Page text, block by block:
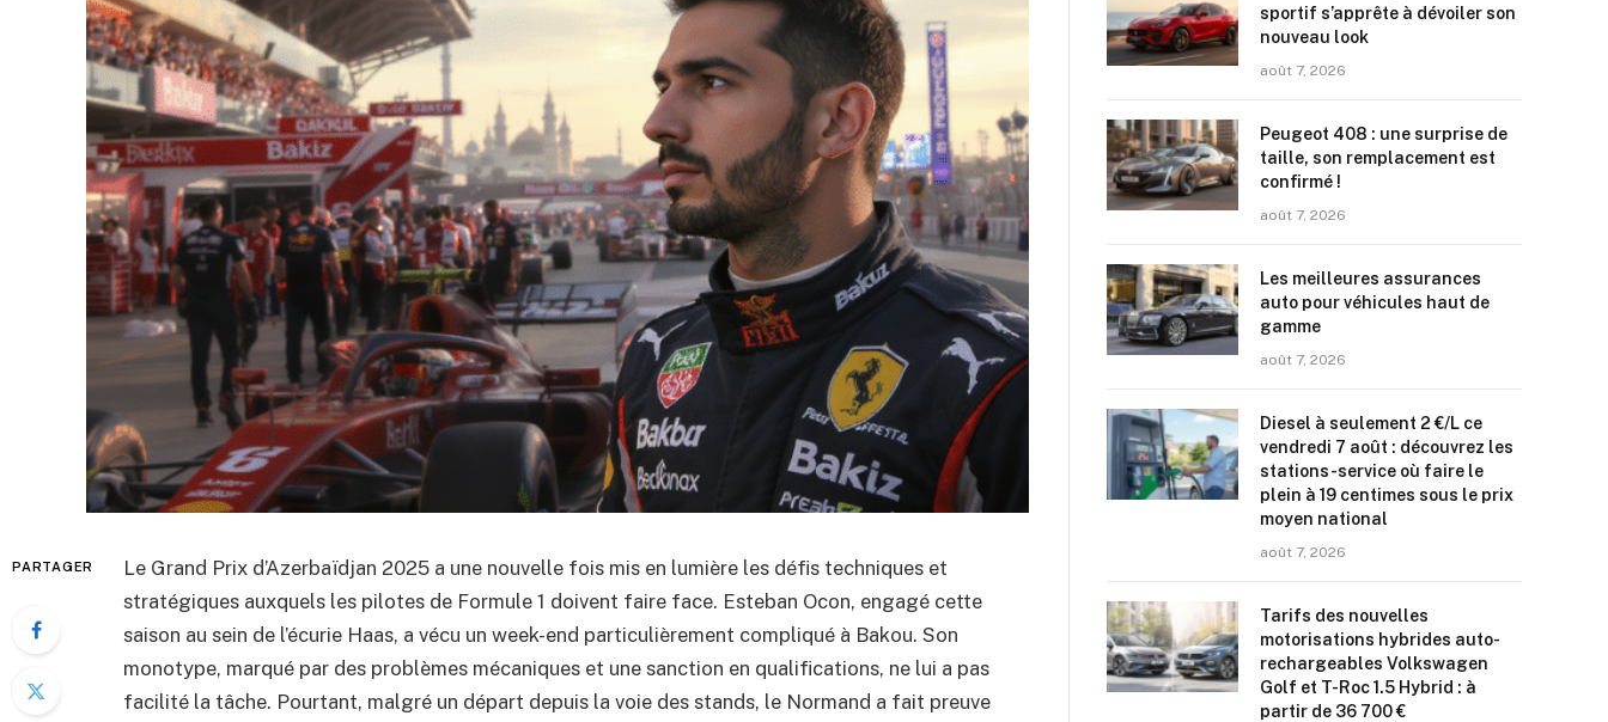
PARTAGER
Le Grand Prix d’Azerbaïdjan 2025 a une nouvelle fois mis en lumière les défis techniques et
stratégiques auxquels les pilotes de Formule 1 doivent faire face. Esteban Ocon, engagé cette
saison au sein de l’écurie Haas, a vécu un week-end particulièrement compliqué à Bakou. Son
monotype, marqué par des problèmes mécaniques et une sanction en qualifications, ne lui a pas
facilité la tâche. Pourtant, malgré un départ depuis la voie des stands, le Normand a fait preuve
sportif s’apprête à dévoiler son
nouveau look
août 7, 2026
Peugeot 408 : une surprise de
taille, son remplacement est
confirmé !
août 7, 2026
Les meilleures assurances
auto pour véhicules haut de
gamme
août 7, 2026
Diesel à seulement 2 €/L ce
vendredi 7 août : découvrez les
stations-service où faire le
plein à 19 centimes sous le prix
moyen national
août 7, 2026
Tarifs des nouvelles
motorisations hybrides auto-
rechargeables Volkswagen
Golf et T-Roc 1.5 Hybrid : à
partir de 36 700 €